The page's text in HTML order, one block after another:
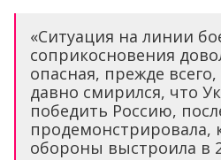
«Ситуация на линии
соприкосновения
опасная, прежде
давно смирился, что
победить Россию,
продемонстрировала,
обороны выстроила в